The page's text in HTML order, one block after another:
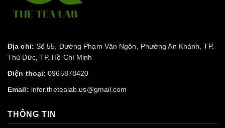
Địa chỉ: Số 55, Đường Phạm Văn Ngôn, Phường An Khánh, TP.
Thủ Đức, TP. Hồ Chí Minh
Điện thoại: 0965878420
Email: infor.thetealab.us@gmail.com
THÔNG TIN